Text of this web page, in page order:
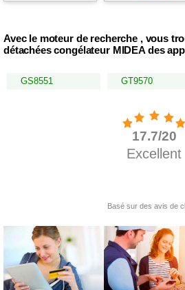
Avec le moteur de recherche , vous
détachées congélateur MIDEA des
GS8551 GT9570